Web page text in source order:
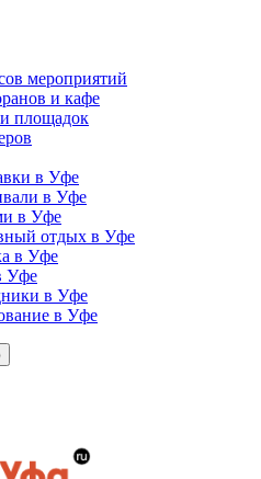
мероприятий
и кафе
площадок
в Уфе
в Уфе
в Уфе
отдых в Уфе
в Уфе
Уфе
в Уфе
в Уфе